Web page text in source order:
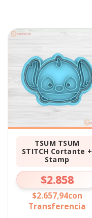
TSUM TSUM
STITCH Cortante +
Stamp
$2.858
$2.657,94con
Transferencia